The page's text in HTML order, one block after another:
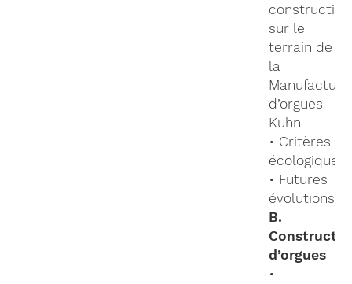
sur le
terrain de
la
Manufacture
d’orgues
Kuhn
• Critères
écologiques
• Futures
évolutions
B.
d’orgues
•